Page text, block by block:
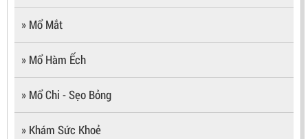
» Mổ Mắt
» Mổ Hàm Ếch
» Mổ Chi - Sẹo Bỏng
» Khám Sức Khoẻ